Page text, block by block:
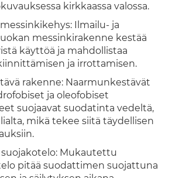
kirkkaassa valossa.
Ilmailu- ja
messinkirakenne kestää
käyttöä ja mahdollistaa
ja irrottamisen.
rakenne: Naarmunkestävät
ja oleofobiset
suojaavat suodatinta vedeltä,
mikä tekee siitä täydellisen
suojakotelo: Mukautettu
pitää suodattimen suojattuna